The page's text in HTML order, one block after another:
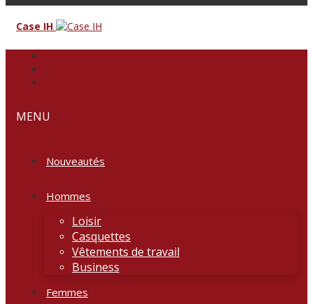
Case IH
MENU
Nouveautés
Hommes
Loisir
Casquettes
Vêtements de travail
Business
Femmes